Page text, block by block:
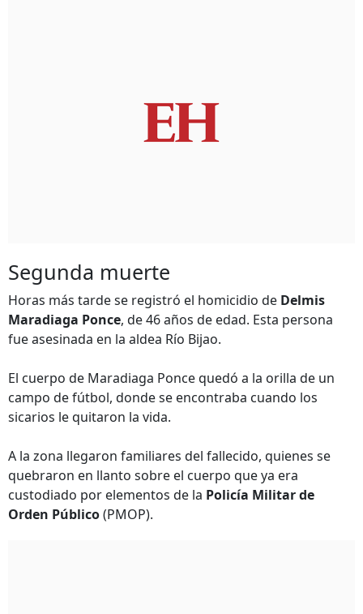
Segunda muerte
Horas más tarde se registró el homicidio de Delmis
Maradiaga Ponce, de 46 años de edad. Esta persona
fue asesinada en la aldea Río Bijao.
El cuerpo de Maradiaga Ponce quedó a la orilla de un
campo de fútbol, donde se encontraba cuando los
sicarios le quitaron la vida.
A la zona llegaron familiares del fallecido, quienes se
quebraron en llanto sobre el cuerpo que ya era
custodiado por elementos de la Policía Militar de
Orden Público(PMOP).